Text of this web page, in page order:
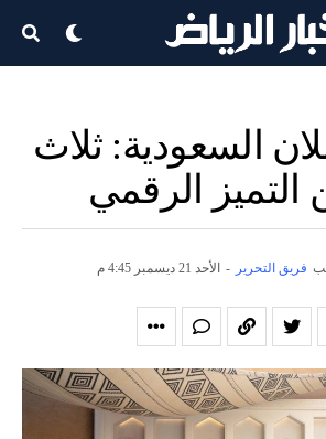
السعودية: ثلاث
الرقمي
فريق التحرير - الأحد 21 ديسمبر 4:45 م